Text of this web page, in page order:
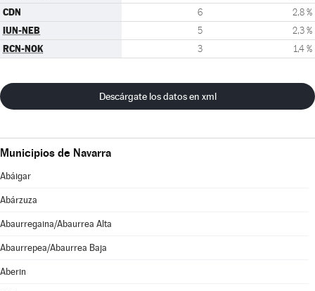
CDN 6 2,8 %
IUN-NEB 5 2,3 %
RCN-NOK 3 1,4 %
Descárgate los datos en xml
Municipios de Navarra
Abáigar
Abárzuza
Abaurregaina/Abaurrea Alta
Abaurrepea/Abaurrea Baja
Aberin